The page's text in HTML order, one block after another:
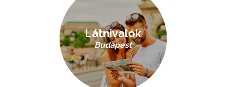
Látnivalók
Budapest